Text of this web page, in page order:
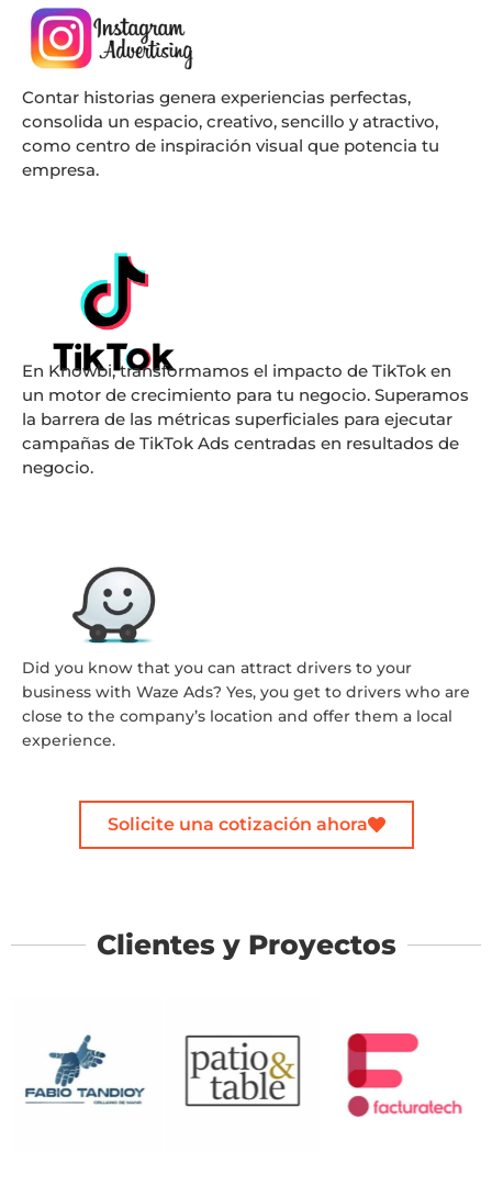
Contar historias genera experiencias perfectas,
consolida un espacio, creativo, sencillo y atractivo,
como centro de inspiración visual que potencia tu
empresa.
En Knowbi, transformamos el impacto de TikTok en
un motor de crecimiento para tu negocio. Superamos
la barrera de las métricas superficiales para ejecutar
campañas de TikTok Ads centradas en resultados de
negocio.
Did you know that you can attract drivers to your
business with Waze Ads? Yes, you get to drivers who are
close to the company’s location and offer them a local
experience.
Solicite una cotización ahora
Clientes y Proyectos